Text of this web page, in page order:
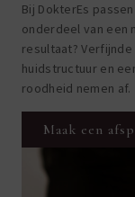
Bij DokterEs
onderdeel van een
resultaat?
huidstructuur en
roodheid nemen af.
Maak een